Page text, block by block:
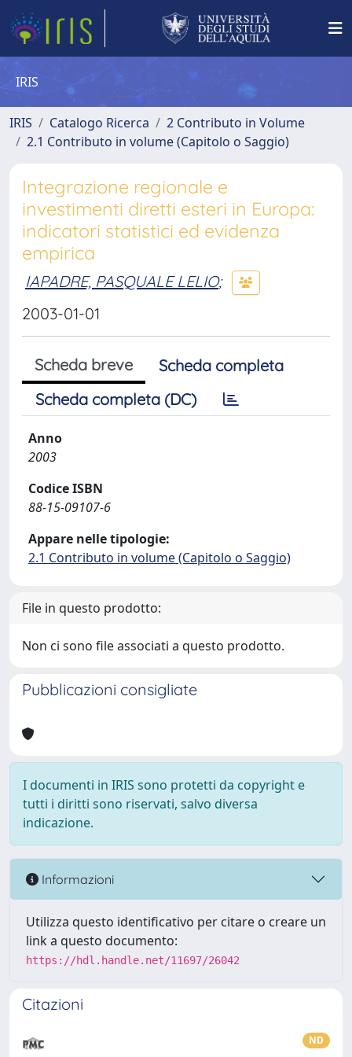
IRIS
IRIS Catalogo Ricerca
2 Contributo in Volume
2.1 Contributo in volume (Capitolo o Saggio)
Integrazione regionale e
investimenti diretti esteri in Europa:
indicatori statistici ed evidenza
empirica
IAPADRE, PASQUALE LELIO;
2003-01-01
Scheda breve
Scheda completa
Scheda completa (DC)
Anno
2003
Codice ISBN
88-15-09107-6
Appare nelle tipologie:
2.1 Contributo in volume (Capitolo o Saggio)
File in questo prodotto:
Non ci sono file associati a questo prodotto.
Pubblicazioni consigliate
I documenti in IRIS sono protetti da copyright e
tutti i diritti sono riservati, salvo diversa
indicazione.
Informazioni
Utilizza questo identificativo per citare o creare un
link a questo documento:
https://hdl.handle.net/11697/26042
Citazioni
ND